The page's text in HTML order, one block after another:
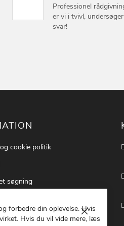
Professionel
er vi i tvivl,
svar!
cookie politik
søgning
Luk
forbedre din oplevelse. Hvis
Hvis du vil vide mere, læs